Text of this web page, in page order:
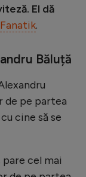
El dă
Fanatik.
Băluță
de pe partea
cine să se
pare cel mai